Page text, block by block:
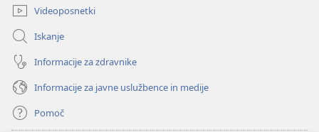
Videoposnetki
Iskanje
Informacije za zdravnike
Informacije za javne uslužbence in medije
Pomoč